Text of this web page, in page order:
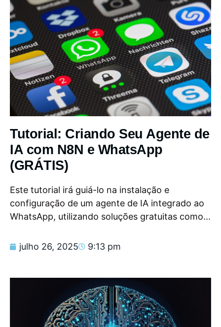
Tutorial: Criando Seu Agente de
IA com N8N e WhatsApp
(GRÁTIS)
Este tutorial irá guiá-lo na instalação e
configuração de um agente de IA integrado ao
WhatsApp, utilizando soluções gratuitas como...
julho 26, 2025 9:13 pm